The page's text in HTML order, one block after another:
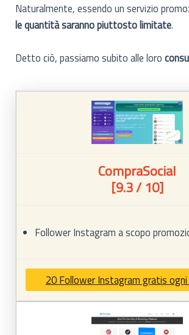
Naturalmente, essendo un servizio
le quantità saranno piuttosto limitate.
Detto ciò, passiamo subito alle loro
CompraSocial
[9.3 / 10]
Follower Instagram a scopo
20 Follower Instagram gratis